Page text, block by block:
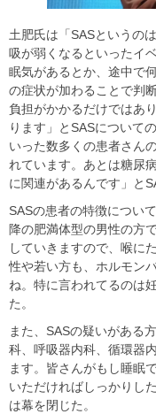
土肥氏は「SASというの
吸が弱くなるといったイ
眠気があるとか、途中で
の症状が加わることで判
負担がかかるだけではあ
ります」とSASについて
いった数多くの患者さん
れています。あとは糖尿
に関連があるんです」と
SASの患者の特徴につい
降の肥満体型の男性の方
していきますので、喉に
性や若い方も、ホルモン
ね。特に言われてるのは
た。
また、SASの疑いがある
科、呼吸器内科、循環器
ます。皆さんがもし睡眠
いただければしっかりし
は幕を閉じた。